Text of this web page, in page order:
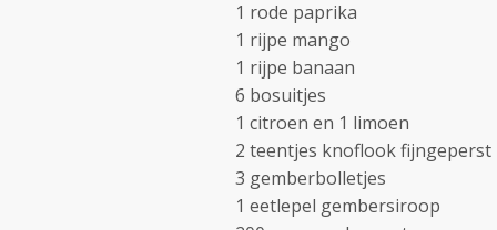
1 rode paprika
1 rijpe mango
1 rijpe banaan
6 bosuitjes
1 citroen en 1 limoen
2 teentjes knoflook fijngeperst
3 gemberbolletjes
1 eetlepel gembersiroop